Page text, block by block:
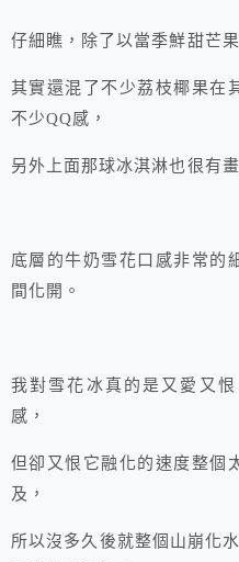
仔細瞧，除了以當季鮮甜芒
其實還混了不少荔枝椰果在
不少QQ感，
另外上面那球冰淇淋也很有
底層的牛奶雪花口感非常的
間化開。
我對雪花冰真的是又愛又
感，
但卻又恨它融化的速度整個
及，
所以沒多久後就整個山崩化